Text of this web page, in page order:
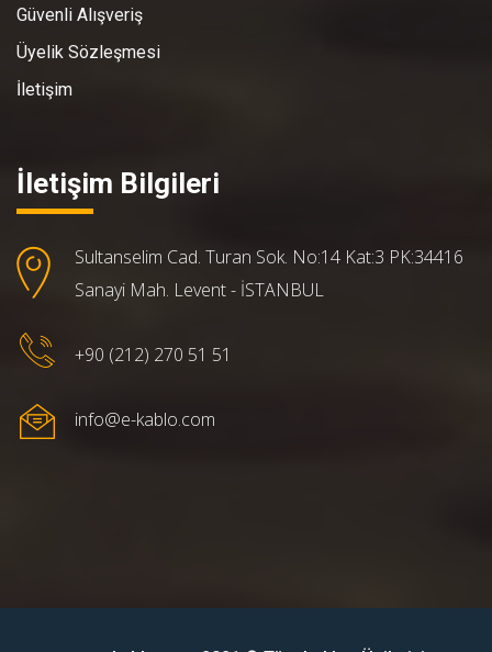
Güvenli Alışveriş
Üyelik Sözleşmesi
İletişim
İletişim Bilgileri
Sultanselim Cad. Turan Sok. No:14 Kat:3 PK:34416
Sanayi Mah. Levent - İSTANBUL
+90 (212) 270 51 51
info@e-kablo.com